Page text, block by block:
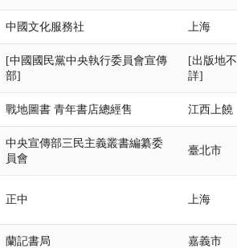
中國文化服務社 上海
[中國國民黨中央執行委員會宣傳
部]
[出版地不
詳]
戰地圖書 青年書店總經售 江西上饒
中央宣傳部三民主義叢書編纂委
員會
臺北市
正中 上海
蘭記書局 嘉義市